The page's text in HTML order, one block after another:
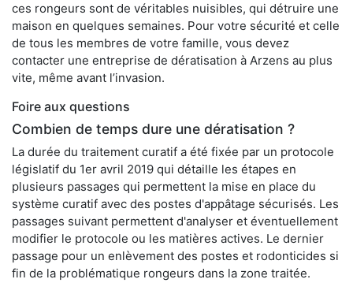
ces rongeurs sont de véritables nuisibles, qui détruire une
maison en quelques semaines. Pour votre sécurité et celle
de tous les membres de votre famille, vous devez
contacter une entreprise de dératisation à Arzens au plus
vite, même avant l’invasion.
Foire aux questions
Combien de temps dure une dératisation ?
La durée du traitement curatif a été fixée par un protocole
législatif du 1er avril 2019 qui détaille les étapes en
plusieurs passages qui permettent la mise en place du
système curatif avec des postes d'appâtage sécurisés. Les
passages suivant permettent d'analyser et éventuellement
modifier le protocole ou les matières actives. Le dernier
passage pour un enlèvement des postes et rodonticides si
fin de la problématique rongeurs dans la zone traitée.